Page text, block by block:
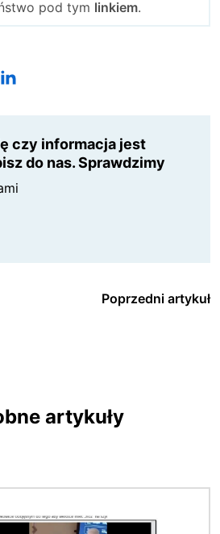
pod tym linkiem.
czy informacja jest
do nas. Sprawdzimy
Poprzedni artykuł
artykuły